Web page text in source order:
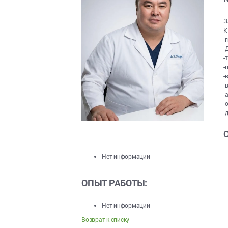
-
-
-
-
-
-
-
-
-
Нет информации
ОПЫТ РАБОТЫ:
Нет информации
Возврат к списку